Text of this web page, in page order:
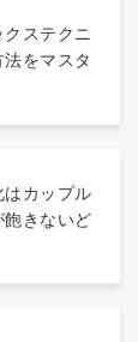
ステクニ
をマスタ
はカップル
きないど